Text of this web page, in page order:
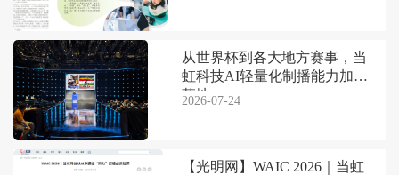
从世界杯到各大地方赛事，当
虹科技AI轻量化制播能力加速
落地
2026-07-24
【光明网】WAIC 2026｜当虹